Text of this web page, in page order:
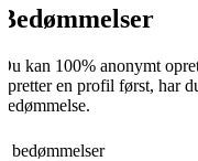
kan 100% anonymt
en profil først, har
bedømmelser